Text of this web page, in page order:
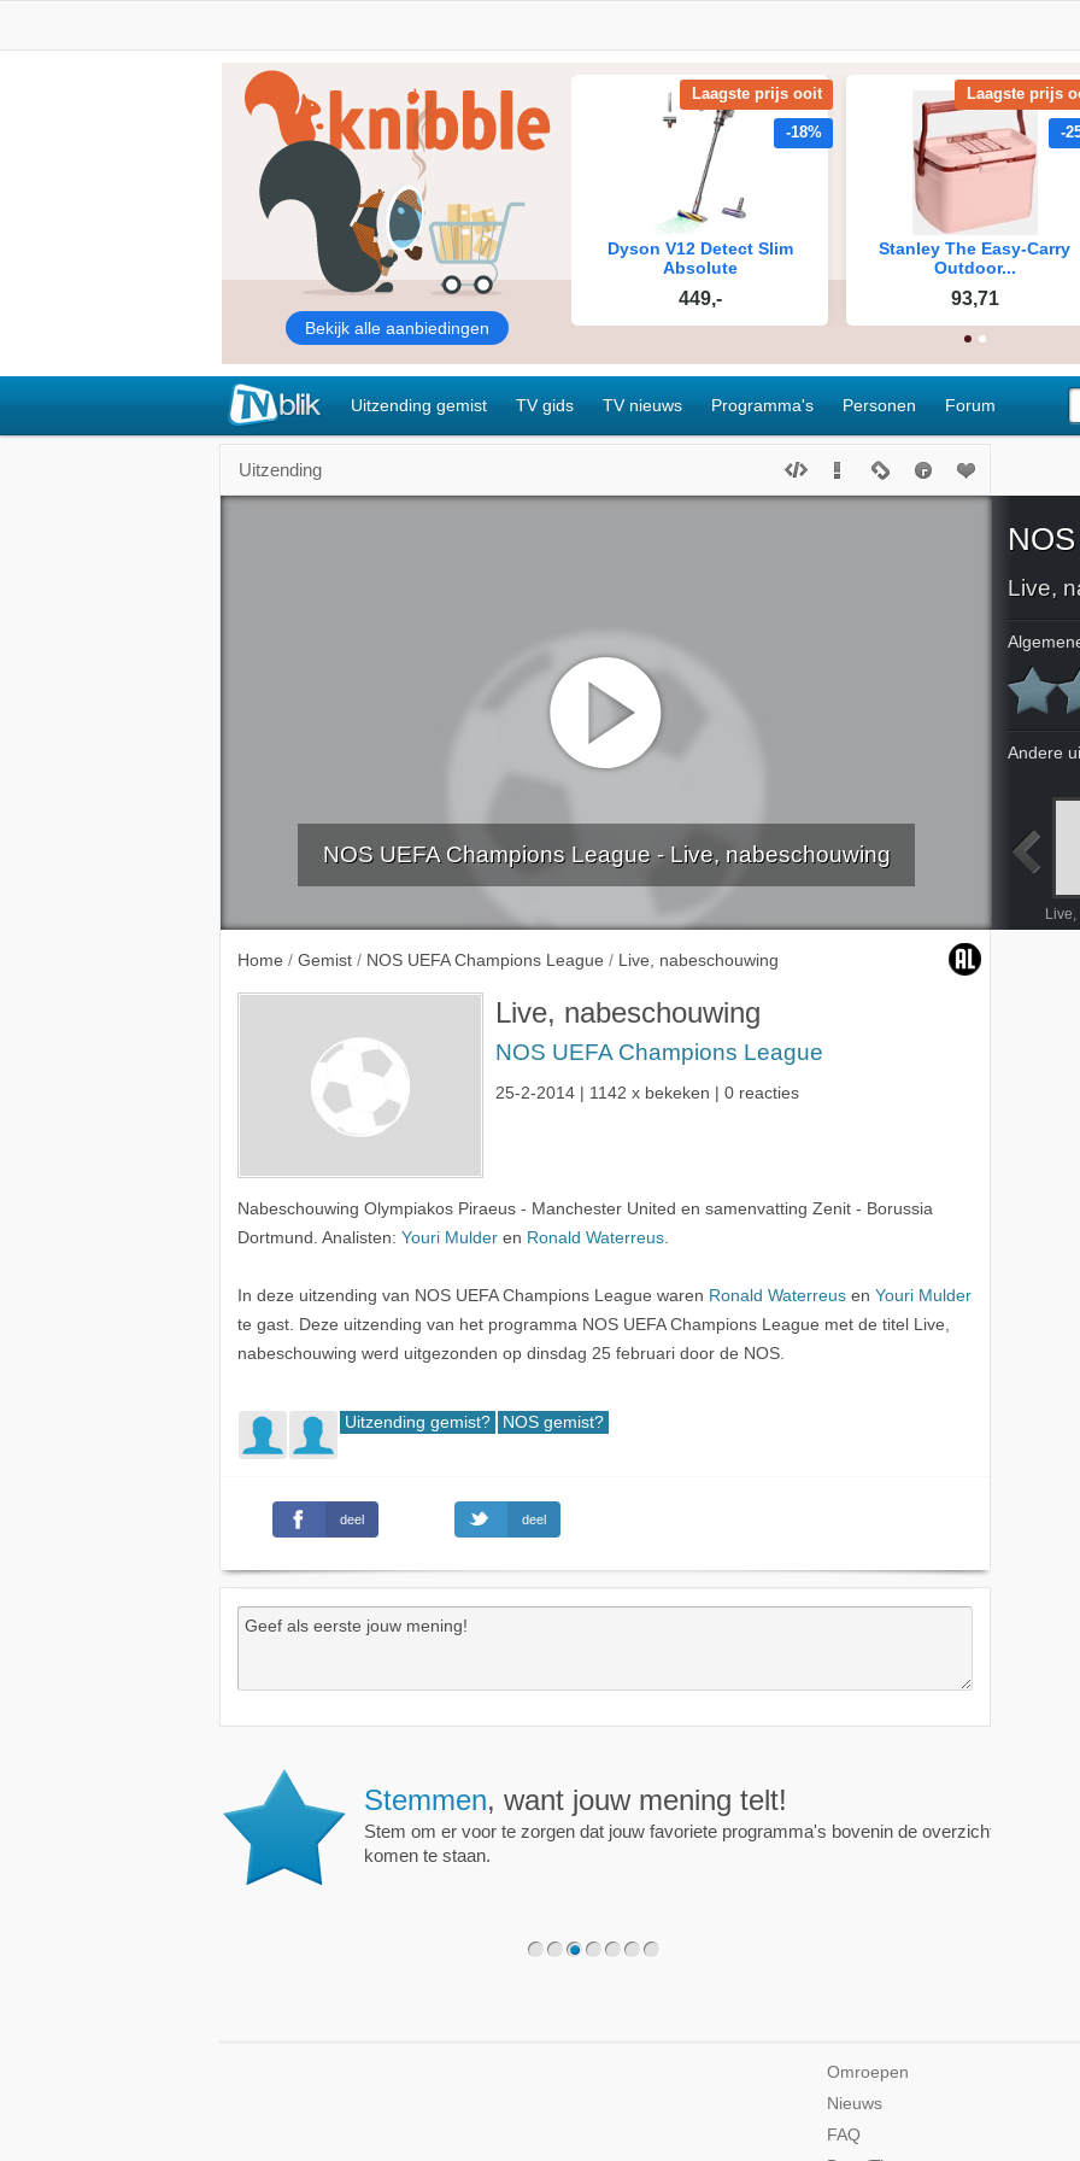
Uitzending gemist TV gids TV nieuws Programma's Personen Forum
Uitzending
NOS UEFA Champions League - Live, nabeschouwing
Home / Gemist / NOS UEFA Champions League / Live, nabeschouwing
Live, nabeschouwing
NOS UEFA Champions League
25-2-2014 | 1142 x bekeken | 0 reacties
Nabeschouwing Olympiakos Piraeus - Manchester United en samenvatting Zenit - Borussia
Dortmund. Analisten: Youri Mulder en Ronald Waterreus
In deze uitzending van NOS UEFA Champions League waren Ronald Waterreus en Youri Mulder
te gast. Deze uitzending van het programma NOS UEFA Champions League met de titel Live,
nabeschouwing werd uitgezonden op dinsdag 25 februari door de NOS.
Uitzending gemist? NOS gemist?
deel deel
Live,
Andere
Stemmen, want jouw mening telt!
Stem om er voor te zorgen dat jouw favoriete programma's bovenin de overzichten
komen te staan.
Omroepen
Nieuws
FAQ